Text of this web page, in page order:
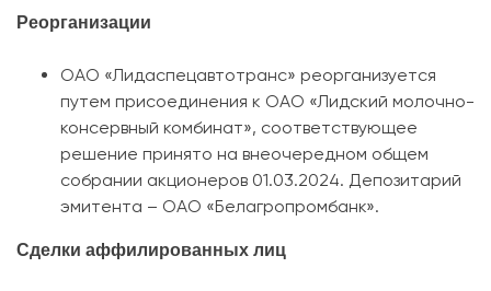
Реорганизации
ОАО «Лидаспецавтотранс» реорганизуется
путем присоединения к ОАО «Лидский молочно-
консервный комбинат», соответствующее
решение принято на внеочередном общем
собрании акционеров 01.03.2024. Депозитарий
эмитента – ОАО «Белагропромбанк».
Сделки аффилированных лиц